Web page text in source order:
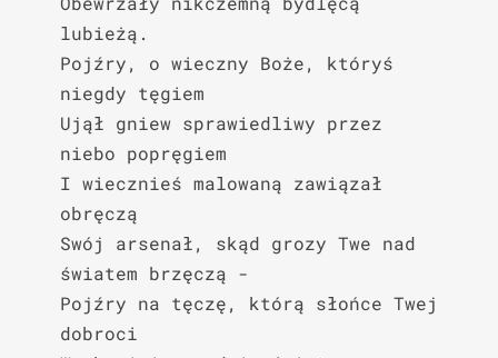
lubieżą.
Pojźry, o wieczny Boże, któryś
niegdy tęgiem
Ujął gniew sprawiedliwy przez
niebo popręgiem
I wiecznieś malowaną zawiązał
obręczą
Swój arsenał, skąd grozy Twe nad
światem brzęczą -
Pojźry na tęczę, którą słońce Twej
dobroci